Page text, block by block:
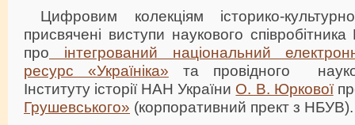
Цифровим колекціям історико-
присвячені виступи наукового
про інтегрований національний
ресурс «Україніка» та провідного
Інституту історії НАН України О. В. Юркової
Грушевського» (корпоративний прект з НБУВ).